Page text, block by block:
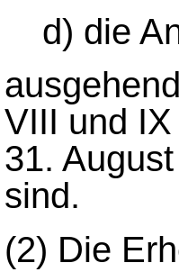
d) die
VIII und
31.
sind.
(2) Die